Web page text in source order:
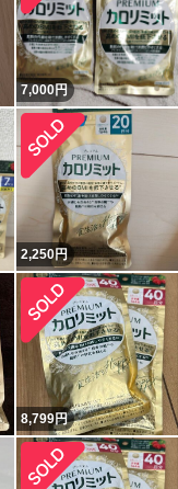
7,000円
2,250円
8,799円